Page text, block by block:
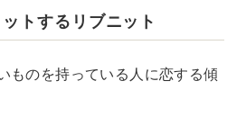
トするリブニット
ものを持っている人に恋する傾